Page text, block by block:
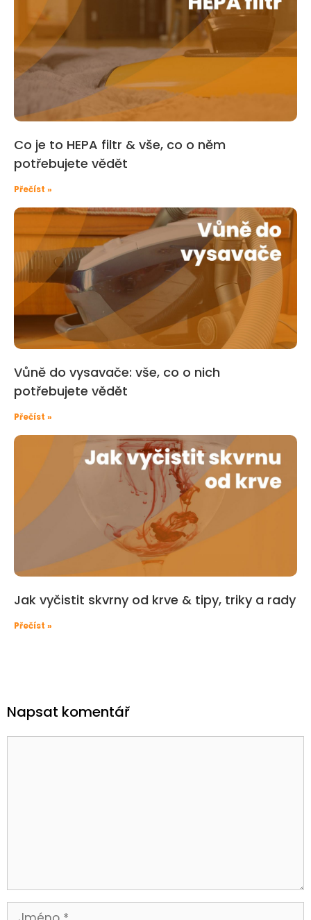
Co je to HEPA filtr & vše, co o něm
potřebujete vědět
Přečíst »
Vůně do vysavače: vše, co o nich
potřebujete vědět
Přečíst »
Jak vyčistit skvrny od krve & tipy, triky a rady
Přečíst »
Napsat komentář